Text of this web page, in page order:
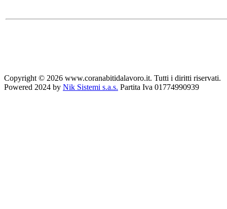
Copyright © 2026 www.coranabitidalavoro.it. Tutti i diritti riservati.
Powered 2024 by Nik Sistemi s.a.s. Partita Iva 01774990939